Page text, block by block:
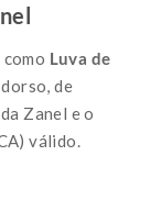
como Luva de
de
Zanel e o
válido.